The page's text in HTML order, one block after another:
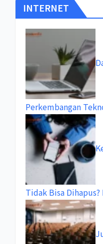
INTERNET
Perkembangan
Tidak Bisa